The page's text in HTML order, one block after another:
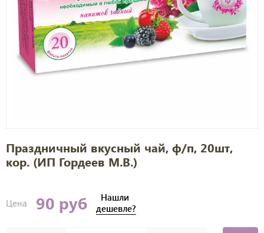
Праздничный вкусный чай, ф/п, 20шт,
кор. (ИП Гордеев М.В.)
Цена 90 руб
Нашли
дешевле?